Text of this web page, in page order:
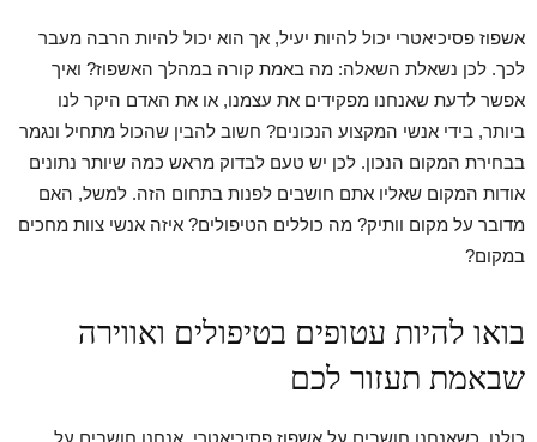
אשפוז פסיכיאטרי יכול להיות יעיל, אך הוא יכול להיות הרבה מעבר
לכך. לכן נשאלת השאלה: מה באמת קורה במהלך האשפוז? ואיך
אפשר לדעת שאנחנו מפקידים את עצמנו, או את האדם היקר לנו
ביותר, בידי אנשי המקצוע הנכונים? חשוב להבין שהכול מתחיל ונגמר
בבחירת המקום הנכון. לכן יש טעם לבדוק מראש כמה שיותר נתונים
אודות המקום שאליו אתם חושבים לפנות בתחום הזה. למשל, האם
מדובר על מקום וותיק? מה כוללים הטיפולים? איזה אנשי צוות מחכים
במקום?
בואו להיות עטופים בטיפולים ואווירה
שבאמת תעזור לכם
כולנו, כשאנחנו חושבים על אשפוז פסיכיאטרי, אנחנו חושבים על